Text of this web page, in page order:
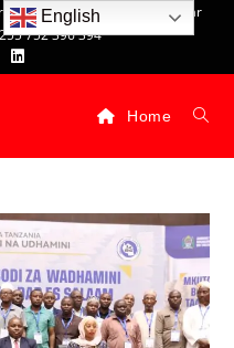
Complex - P.O. Box 25074, Dar
752 396 394
Home
English